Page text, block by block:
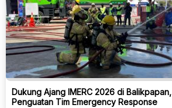
Dukung Ajang IMERC 2026 di
Penguatan Tim Emergency Response